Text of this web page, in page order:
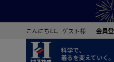
こんにちは、ゲスト様 会員
科学で、
着るを変えていく。